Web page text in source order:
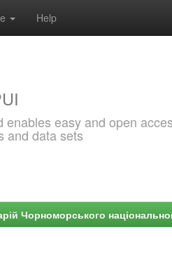
Help
enables easy and open
and data sets
Чорноморського